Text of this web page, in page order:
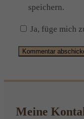
speichern.
Ja, füge mich
Meine